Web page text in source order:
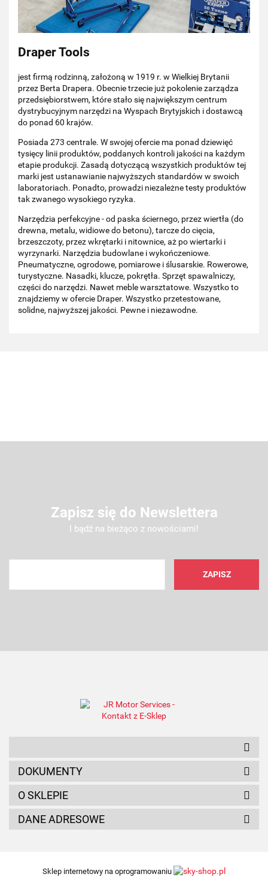
Draper Tools
jest firmą rodzinną, założoną w 1919 r. w Wielkiej Brytanii
przez Berta Drapera. Obecnie trzecie już pokolenie zarządza
przedsiębiorstwem, które stało się największym centrum
dystrybucyjnym narzędzi na Wyspach Brytyjskich i dostawcą
do ponad 60 krajów.
Posiada 273 centrale. W swojej ofercie ma ponad dziewięć
tysięcy linii produktów, poddanych kontroli jakości na każdym
etapie produkcji. Zasadą dotyczącą wszystkich produktów tej
marki jest ustanawianie najwyższych standardów w swoich
laboratoriach. Ponadto, prowadzi niezależne testy produktów
tak zwanego wysokiego ryzyka.
Narzędzia perfekcyjne - od paska ściernego, przez wiertła (do
drewna, metalu, widiowe do betonu), tarcze do cięcia,
brzeszczoty, przez wkrętarki i nitownice, aż po wiertarki i
wyrzynarki. Narzędzia budowlane i wykończeniowe.
Pneumatyczne, ogrodowe, pomiarowe i ślusarskie. Rowerowe,
turystyczne. Nasadki, klucze, pokrętła. Sprzęt spawalniczy,
części do narzędzi. Nawet meble warsztatowe. Wszystko to
znajdziemy w ofercie Draper. Wszystko przetestowane,
solidne, najwyższej jakości. Pewne i niezawodne.
Zapisz się do Newslettera
I bądź na bieżąco z nowościami!
DOKUMENTY
O SKLEPIE
DANE ADRESOWE
Sklep internetowy na oprogramowaniu